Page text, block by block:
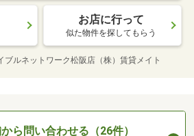
お店に行って
似た物件を探してもらう
ブルネットワーク松阪店（株）賃貸メイト
ら問い合わせる（26件）